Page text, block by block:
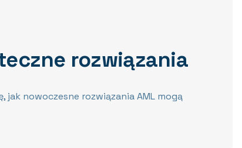
rozwiązania
nowoczesne rozwiązania AML mogą